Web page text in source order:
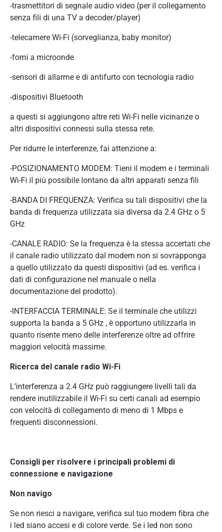
-trasmettitori di segnale audio video (per il collegamento
senza fili di una TV a decoder/player)
-telecamere Wi-Fi (sorveglianza, baby monitor)
-forni a microonde
-sensori di allarme e di antifurto con tecnologia radio
-dispositivi Bluetooth
a questi si aggiungono altre reti Wi-Fi nelle vicinanze o
altri dispositivi connessi sulla stessa rete.
Per ridurre le interferenze, fai attenzione a:
-POSIZIONAMENTO MODEM: Tieni il modem e i terminali
Wi-Fi il più possibile lontano da altri apparati senza fili
-BANDA DI FREQUENZA: Verifica su tali dispositivi che la
banda di frequenza utilizzata sia diversa da 2.4 GHz o 5
GHz
-CANALE RADIO: Se la frequenza è la stessa accertati che
il canale radio utilizzato dal modem non si sovrapponga
a quello utilizzato da questi dispositivi (ad es. verifica i
dati di configurazione nel manuale o nella
documentazione del prodotto).
-INTERFACCIA TERMINALE: Se il terminale che utilizzi
supporta la banda a 5 GHz , è opportuno utilizzarla in
quanto risente meno delle interferenze oltre ad offrire
maggiori velocità massime.
Ricerca del canale radio Wi-Fi
L’interferenza a 2.4 GHz può raggiungere livelli tali da
rendere inutilizzabile il Wi-Fi su certi canali ad esempio
con velocità di collegamento di meno di 1 Mbps e
frequenti disconnessioni.
Consigli per risolvere i principali problemi di
connessione e navigazione
Non navigo
Se non riesci a navigare, verifica sul tuo modem fibra che
i led siano accesi e di colore verde. Se i led non sono